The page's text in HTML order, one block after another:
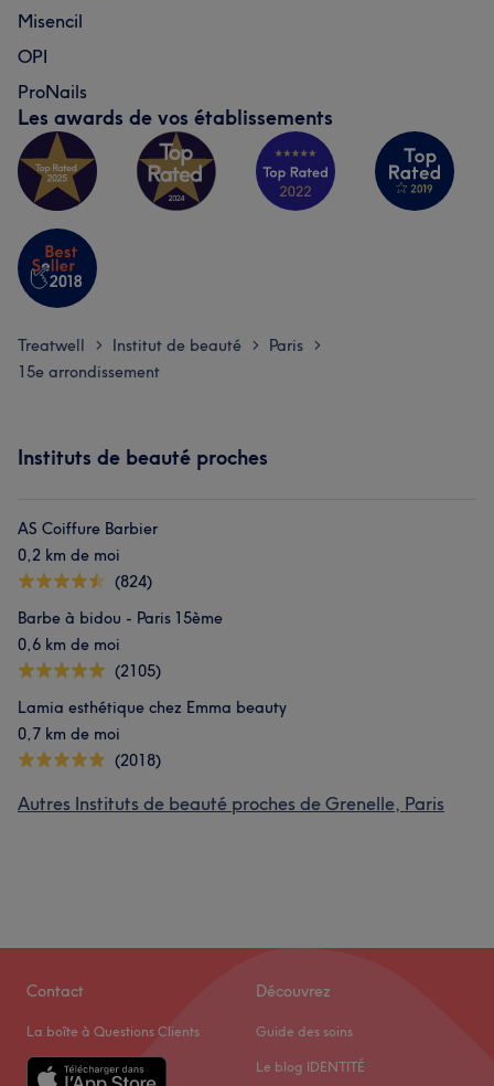
Misencil
OPI
ProNails
Les awards de vos établissements
Treatwell > Institut de beauté > Paris >
15e arrondissement
Instituts de beauté proches
AS Coiffure Barbier
0,2 km de moi
(824)
Barbe à bidou - Paris 15ème
0,6 km de moi
(2105)
Lamia esthétique chez Emma beauty
0,7 km de moi
(2018)
Autres Instituts de beauté proches de Grenelle, Paris
Contact
La boîte à Questions Clients
Découvrez
Guide des soins
Le blog IDENTITÉ